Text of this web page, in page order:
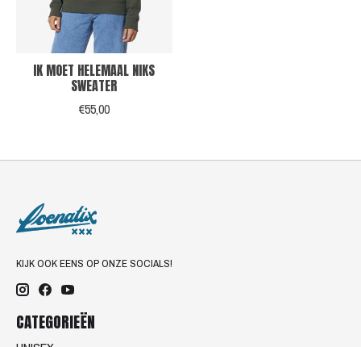
IK MOET HELEMAAL NIKS
SWEATER
€55,00
KIJK OOK EENS OP ONZE SOCIALS!
CATEGORIEËN